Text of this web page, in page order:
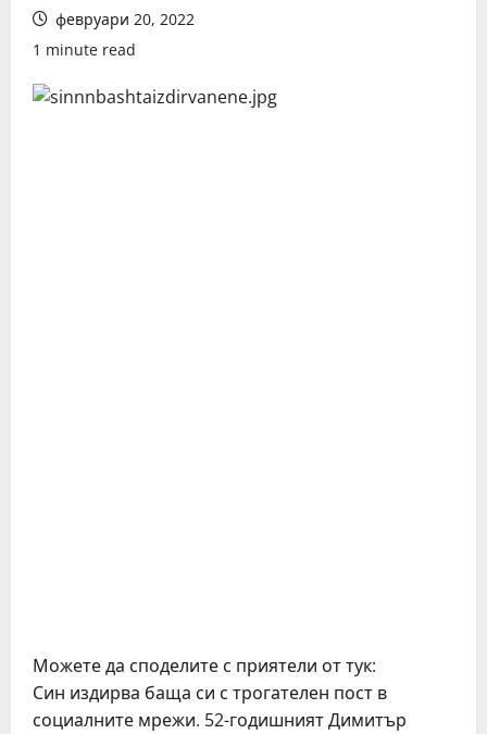
февруари 20, 2022
1 minute read
Можете да споделите с приятели от тук:
Син издирва баща си с трогателен пост в
социалните мрежи. 52-годишният Димитър